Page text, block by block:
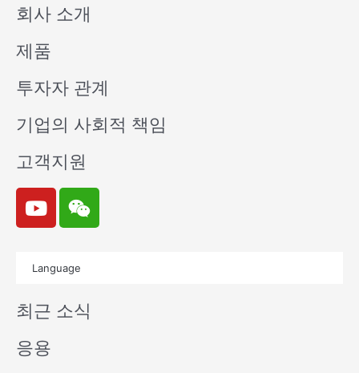
회사 소개
제품
투자자 관계
기업의 사회적 책임
고객지원
Y
o
u
e
W
e
i
n
Language
최근 소식
응용